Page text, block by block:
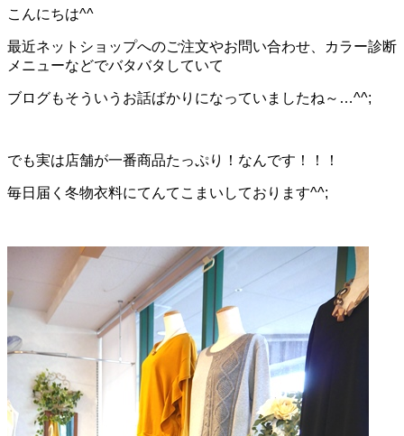
こんにちは^^
最近ネットショップへのご注文やお問い合わせ、カラー診断
メニューなどでバタバタしていて
ブログもそういうお話ばかりになっていましたね～…^^;
でも実は店舗が一番商品たっぷり！なんです！！！
毎日届く冬物衣料にてんてこまいしております^^;